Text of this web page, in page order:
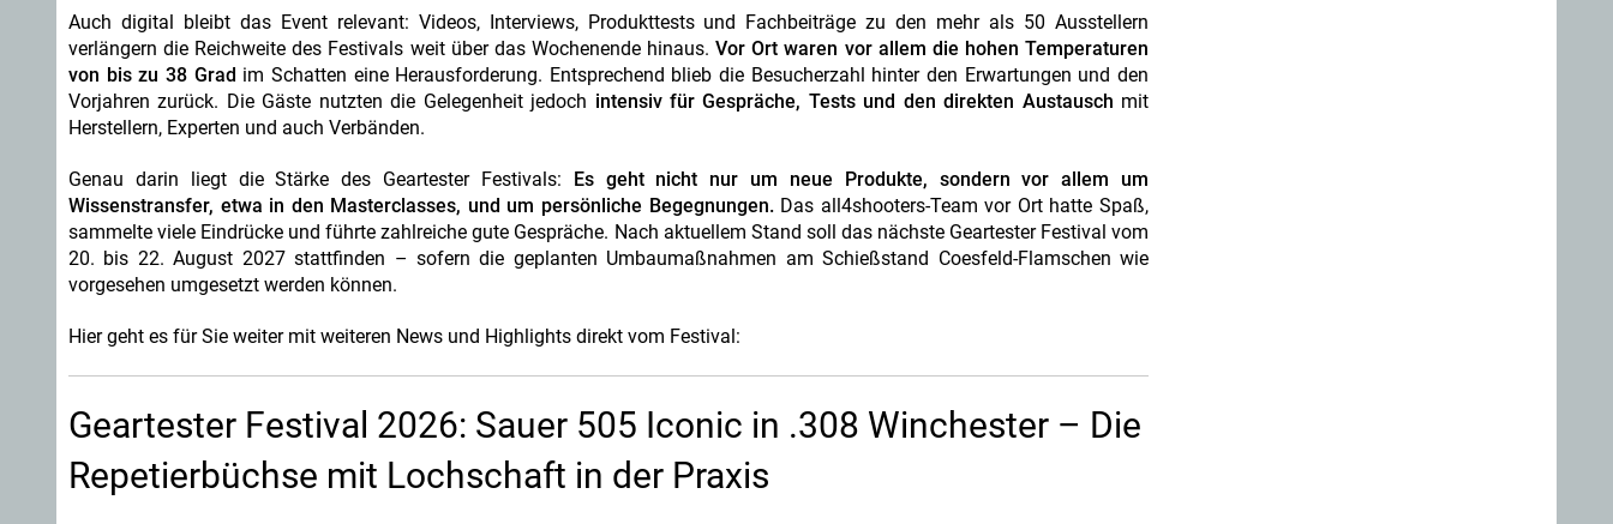
Auch digital bleibt das Event relevant: Videos, Interviews, Produkttests und Fachbeiträge zu den mehr als 50 Ausstellern
verlängern die Reichweite des Festivals weit über das Wochenende hinaus. Vor Ort waren vor allem die hohen Temperaturen
von bis zu 38 Grad im Schatten eine Herausforderung. Entsprechend blieb die Besucherzahl hinter den Erwartungen und den
Vorjahren zurück. Die Gäste nutzten die Gelegenheit jedoch intensiv für Gespräche, Tests und den direkten Austausch mit
Herstellern, Experten und auch Verbänden.
Genau darin liegt die Stärke des Geartester Festivals: Es geht nicht nur um neue Produkte, sondern vor allem um
Wissenstransfer, etwa in den Masterclasses, und um persönliche Begegnungen.Das all4shooters-Team vor Ort hatte Spaß,
sammelte viele Eindrücke und führte zahlreiche gute Gespräche. Nach aktuellem Stand soll das nächste Geartester Festival vom
20. bis 22. August 2027 stattfinden – sofern die geplanten Umbaumaßnahmen am Schießstand Coesfeld-Flamschen wie
vorgesehen umgesetzt werden können.
Hier geht es für Sie weiter mit weiteren News und Highlights direkt vom Festival:
Geartester Festival 2026: Sauer 505 Iconic in .308 Winchester – Die
Repetierbüchse mit Lochschaft in der Praxis